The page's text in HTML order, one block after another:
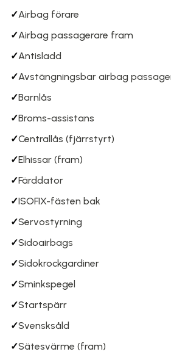
✓Airbag förare
✓Airbag passagerare fram
✓Antisladd
✓Avstängningsbar airbag
✓Barnlås
✓Broms-assistans
✓Centrallås (fjärrstyrt)
✓Elhissar (fram)
✓Färddator
✓ISOFIX-fästen bak
✓Servostyrning
✓Sidoairbags
✓Sidokrockgardiner
✓Sminkspegel
✓Startspärr
✓Svensksåld
✓Sätesvärme (fram)